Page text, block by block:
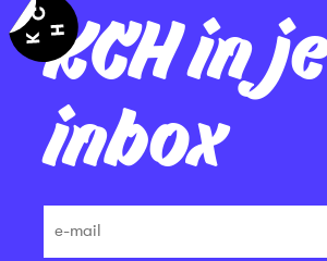
KCH in je
inbox